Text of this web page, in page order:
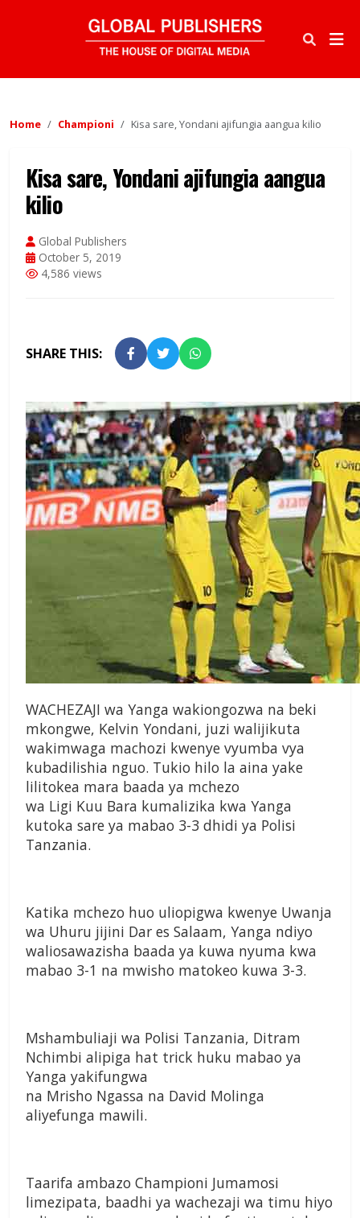
Home Championi Kisa sare, Yondani ajifungia aangua kilio
Kisa sare, Yondani ajifungia aangua
kilio
Global Publishers
October 5, 2019
4,586 views
SHARE THIS:
WACHEZAJI wa Yanga wakiongozwa na beki
mkongwe, Kelvin Yondani, juzi walijikuta
wakimwaga machozi kwenye vyumba vya
kubadilishia nguo. Tukio hilo la aina yake
lilitokea mara baada ya mchezo
wa Ligi Kuu Bara kumalizika kwa Yanga
kutoka sare ya mabao 3-3 dhidi ya Polisi
Tanzania.
Katika mchezo huo uliopigwa kwenye Uwanja
wa Uhuru jijini Dar es Salaam, Yanga ndiyo
waliosawazisha baada ya kuwa nyuma kwa
mabao 3-1 na mwisho matokeo kuwa 3-3.
Mshambuliaji wa Polisi Tanzania, Ditram
Nchimbi alipiga hat trick huku mabao ya
Yanga yakifungwa
na Mrisho Ngassa na David Molinga
aliyefunga mawili.
Taarifa ambazo Championi Jumamosi
limezipata, baadhi ya wachezaji wa timu hiyo